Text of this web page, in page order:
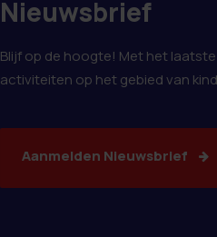
Nieuwsbrief
Blijf op de hoogte! Met het
activiteiten op het gebied van
Aanmelden Nieuwsbrief